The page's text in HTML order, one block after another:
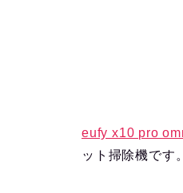
eufy x10 pro
ット掃除機です。